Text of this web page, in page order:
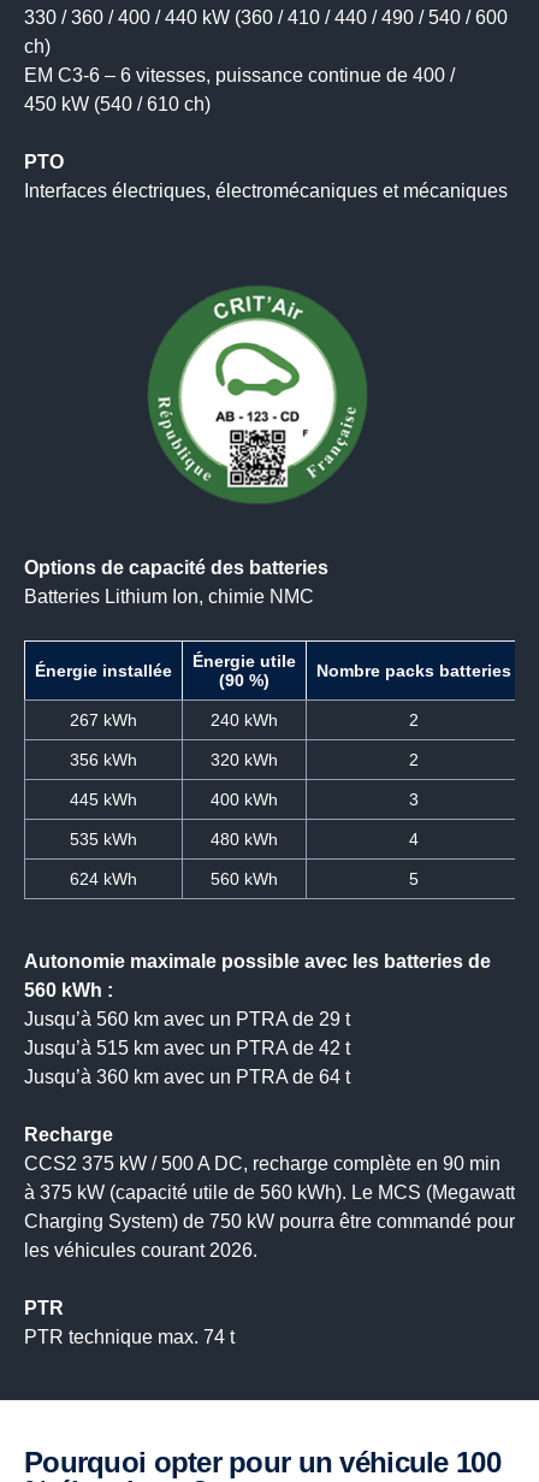
330 / 360 / 400 / 440 kW (360 / 410 / 440 / 490 / 540 / 600
ch)
EM C3-6 – 6 vitesses, puissance continue de 400 /
450 kW (540 / 610 ch)
PTO
Interfaces électriques, électromécaniques et mécaniques
Options de capacité des batteries
Batteries Lithium Ion, chimie NMC
Énergie installée
Énergie utile
(90 %)
Nombre packs batteries
267 kWh 240 kWh 2
356 kWh 320 kWh 2
445 kWh 400 kWh 3
535 kWh 480 kWh 4
624 kWh 560 kWh 5
Autonomie maximale possible avec les batteries de
560 kWh :
Jusqu’à 560 km avec un PTRA de 29 t
Jusqu’à 515 km avec un PTRA de 42 t
Jusqu’à 360 km avec un PTRA de 64 t
Recharge
CCS2 375 kW / 500 A DC, recharge complète en 90 min
à 375 kW (capacité utile de 560 kWh). Le MCS (Megawatt
Charging System) de 750 kW pourra être commandé pour
les véhicules courant 2026.
PTR
PTR technique max. 74 t
Pourquoi opter pour un véhicule 100